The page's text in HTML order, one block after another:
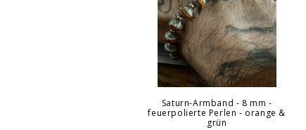
Saturn-Armband - 8 mm -
feuerpolierte Perlen - orange &
grün